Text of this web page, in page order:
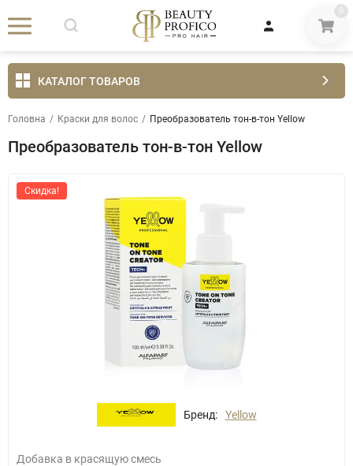
0
КАТАЛОГ ТОВАРОВ
Головна / Краски для волос / Преобразователь тон-в-тон Yellow
Преобразователь тон-в-тон Yellow
Скидка!
Бренд: Yellow
Добавка в красящую смесь